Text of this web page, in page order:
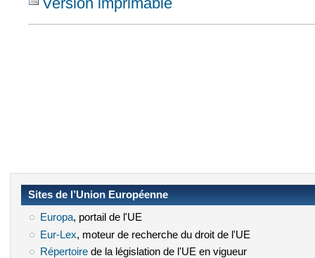
Sites de l’Union Européenne
Europa(le lien est externe)
, portail de l'UE
Eur-Lex (le lien est externe)
, moteur de recherche du droit de l'UE
Répertoire(le lien est externe)
de la législation de l'UE en vigueur